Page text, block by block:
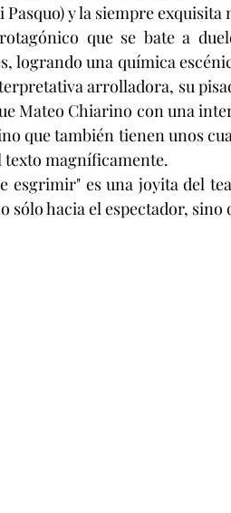
Pasquo) y la siempre
que se bate a
logrando una química
arrolladora, su
Mateo Chiarino con una
que también tienen unos
texto magníficamente.
esgrimir" es una joyita del
sólo hacia el espectador,